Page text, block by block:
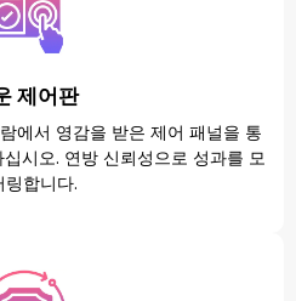
제어판
에서 영감을 받은 제어 패널을 통
시오. 연방 신뢰성으로 성과를 모
링합니다.